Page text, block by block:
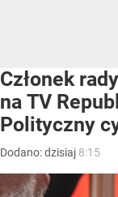
Członek
na TV
Polityczny
Dodano:dzisiaj 8:15